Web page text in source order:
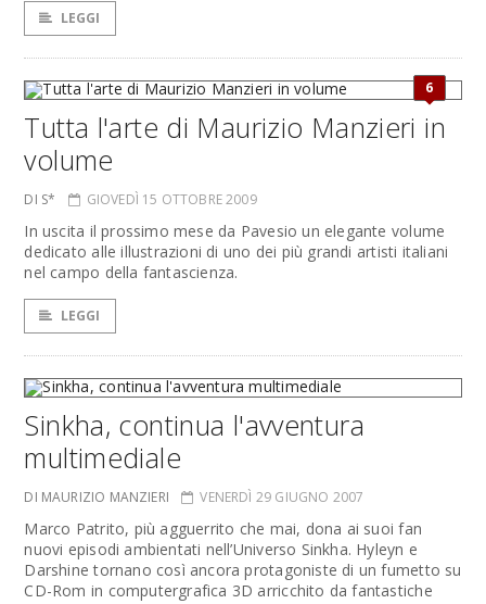
LEGGI
6
Tutta l'arte di Maurizio Manzieri in
volume
DI S* GIOVEDÌ 15 OTTOBRE 2009
In uscita il prossimo mese da Pavesio un elegante volume
dedicato alle illustrazioni di uno dei più grandi artisti italiani
nel campo della fantascienza.
LEGGI
Sinkha, continua l'avventura
multimediale
DI MAURIZIO MANZIERI VENERDÌ 29 GIUGNO 2007
Marco Patrito, più agguerrito che mai, dona ai suoi fan
nuovi episodi ambientati nell’Universo Sinkha. Hyleyn e
Darshine tornano così ancora protagoniste di un fumetto su
CD-Rom in computergrafica 3D arricchito da fantastiche